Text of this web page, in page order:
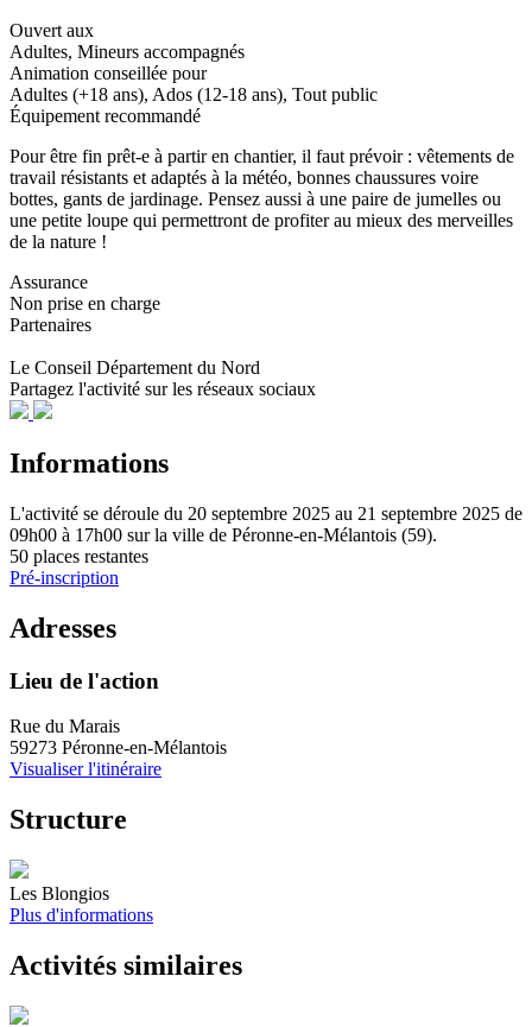
Ouvert aux
Adultes, Mineurs accompagnés
Animation conseillée pour
Adultes (+18 ans), Ados (12-18 ans), Tout public
Équipement recommandé
Pour être fin prêt-e à partir en chantier, il faut prévoir : vêtements de
travail résistants et adaptés à la météo, bonnes chaussures voire
bottes, gants de jardinage. Pensez aussi à une paire de jumelles ou
une petite loupe qui permettront de profiter au mieux des merveilles
de la nature !
Assurance
Non prise en charge
Partenaires
Le Conseil Département du Nord
Partagez l'activité sur les réseaux sociaux
Informations
L'activité se déroule du 20 septembre 2025 au 21 septembre 2025 de
09h00 à 17h00 sur la ville de Péronne-en-Mélantois (59).
50 places restantes
Pré-inscription
Adresses
Lieu de l'action
Rue du Marais
59273 Péronne-en-Mélantois
Visualiser l'itinéraire
Structure
Les Blongios
Plus d'informations
Activités similaires